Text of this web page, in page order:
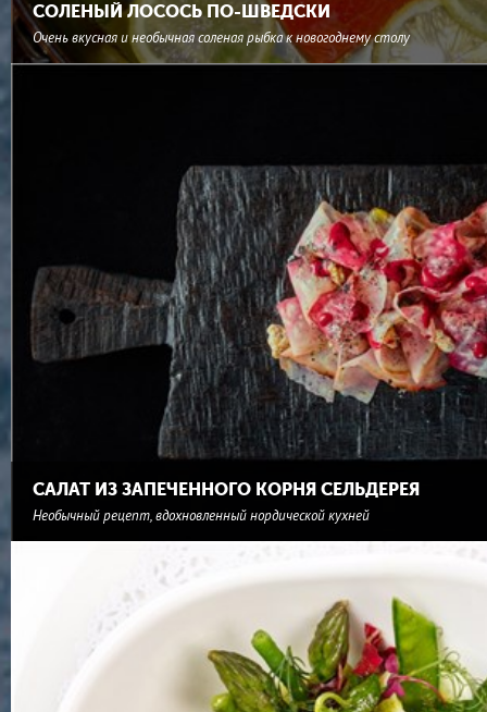
СОЛЕНЫЙ ЛОСОСЬ ПО-ШВЕДСКИ
Очень вкусная и необычная соленая рыбка к новогоднему столу
САЛАТ ИЗ ЗАПЕЧЕННОГО КОРНЯ СЕЛЬДЕРЕЯ
Необычный рецепт, вдохновленный нордической кухней